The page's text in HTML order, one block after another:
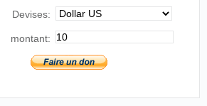
Devises:
montant: